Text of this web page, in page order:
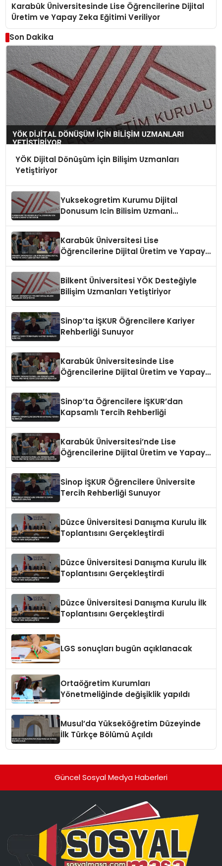
Karabük Üniversitesinde Lise Öğrencilerine Dijital
Üretim ve Yapay Zeka Eğitimi Veriliyor
Son Dakika
YÖK Dijital Dönüşüm İçin Bilişim Uzmanları
Yetiştiriyor
Yuksekogretim Kurumu Dijital
Donusum Icin Bilisim Uzmani
Karabük Üniversitesi Lise
Öğrencilerine Dijital Üretim ve Yapay
Bilkent Üniversitesi YÖK Desteğiyle
Bilişim Uzmanları Yetiştiriyor
Sinop’ta İŞKUR Öğrencilere Kariyer
Rehberliği Sunuyor
Karabük Üniversitesinde Lise
Öğrencilerine Dijital Üretim ve Yapay
Sinop’ta Öğrencilere İŞKUR’dan
Kapsamlı Tercih Rehberliği
Karabük Üniversitesi’nde Lise
Öğrencilerine Dijital Üretim ve Yapay
Sinop İŞKUR Öğrencilere Üniversite
Tercih Rehberliği Sunuyor
Düzce Üniversitesi Danışma Kurulu İlk
Toplantısını Gerçekleştirdi
Düzce Üniversitesi Danışma Kurulu İlk
Toplantısını Gerçekleştirdi
Düzce Üniversitesi Danışma Kurulu İlk
Toplantısını Gerçekleştirdi
LGS sonuçları bugün açıklanacak
Ortaöğretim Kurumları
Yönetmeliğinde değişiklik yapıldı
Musul’da Yükseköğretim Düzeyinde
İlk Türkçe Bölümü Açıldı
Güncel Sosyal Medya Haberleri